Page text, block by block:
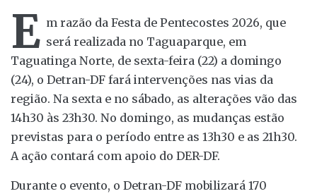
E m razão da Festa de Pentecostes 2026, que
será realizada no Taguaparque, em
Taguatinga Norte, de sexta-feira (22) a domingo
(24), o Detran-DF fará intervenções nas vias da
região. Na sexta e no sábado, as alterações vão das
14h30 às 23h30. No domingo, as mudanças estão
previstas para o período entre as 13h30 e as 21h30.
A ação contará com apoio do DER-DF.
Durante o evento, o Detran-DF mobilizará 170